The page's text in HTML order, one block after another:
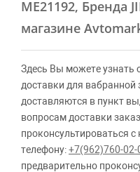
ME21192, Бренда
магазине
Здесь Вы можете узнать
доставки для
доставляются в пункт
вопросам доставки
проконсультироваться
телефону:+7(962)760-02-
предварительно